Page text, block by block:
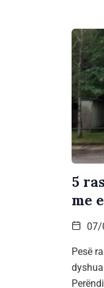
5
me
Pesë